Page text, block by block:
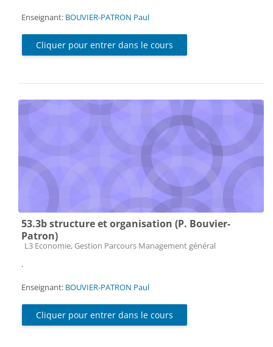
Enseignant: BOUVIER-PATRON Paul
Cliquer pour entrer dans le cours
53.3b structure et organisation (P. Bouvier-
Patron)
Catégorie de cours
L3 Economie, Gestion Parcours Management général
.
Enseignant: BOUVIER-PATRON Paul
Cliquer pour entrer dans le cours